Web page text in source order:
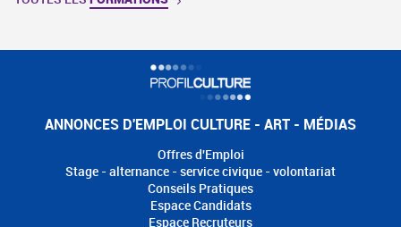
ANNONCES D'EMPLOI CULTURE - ART - MÉDIAS
Offres d'Emploi
Stage - alternance - service civique - volontariat
Conseils Pratiques
Espace Candidats
Espace Recruteurs